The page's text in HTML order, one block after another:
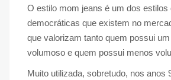
O estilo mom jeans é um dos estilos
democráticas que existem no
que valorizam tanto quem possui
volumoso e quem possui menos
Muito utilizada, sobretudo, nos anos